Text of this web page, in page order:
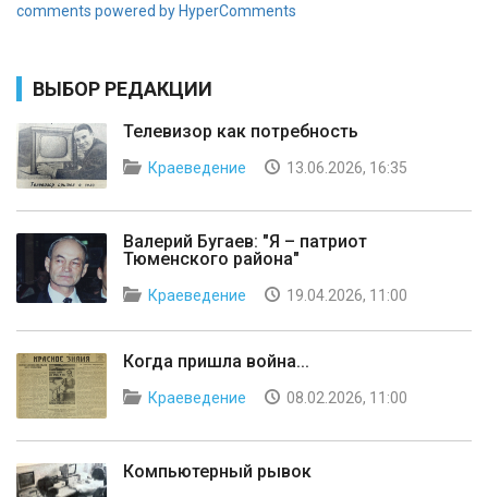
comments powered by HyperComments
ВЫБОР РЕДАКЦИИ
Телевизор как потребность
Краеведение 13.06.2026, 16:35
Валерий Бугаев: "Я – патриот
Тюменского района"
Краеведение 19.04.2026, 11:00
Когда пришла война...
Краеведение 08.02.2026, 11:00
Компьютерный рывок